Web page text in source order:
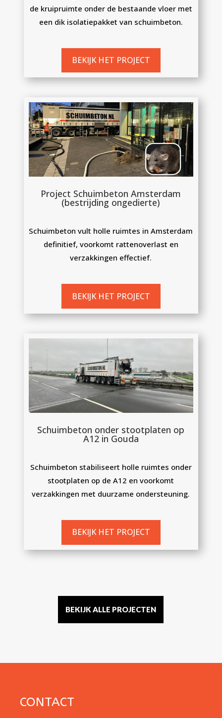
de kruipruimte onder de bestaande vloer met
een dik isolatiepakket van schuimbeton.
BEKIJK HET PROJECT
Project Schuimbeton Amsterdam
(bestrijding ongedierte)
Schuimbeton vult holle ruimtes in Amsterdam
definitief, voorkomt rattenoverlast en
verzakkingen effectief.
BEKIJK HET PROJECT
Schuimbeton onder stootplaten op
A12 in Gouda
Schuimbeton stabiliseert holle ruimtes onder
stootplaten op de A12 en voorkomt
verzakkingen met duurzame ondersteuning.
BEKIJK HET PROJECT
BEKIJK ALLE PROJECTEN
CONTACT